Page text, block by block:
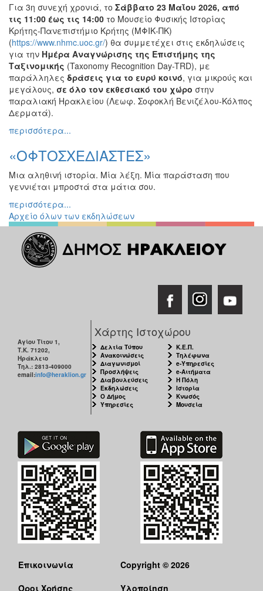
Για 3η συνεχή χρονιά, το Σάββατο 23 Μαΐου 2026, από
τις 11:00 έως τις 14:00 το Μουσείο Φυσικής Ιστορίας
Κρήτης-Πανεπιστήμιο Κρήτης (ΜΦΙΚ-ΠΚ)
(https://www.nhmc.uoc.gr/) θα συμμετέχει στις εκδηλώσεις
για την Ημέρα Αναγνώρισης της Επιστήμης της
Ταξινομικής (Taxonomy Recognition Day-TRD), με
παράλληλες δράσεις για το ευρύ κοινό, για μικρούς και
μεγάλους, σε όλο τον εκθεσιακό του χώρο στην
παραλιακή Ηρακλείου (Λεωφ. Σοφοκλή Βενιζέλου-Κόλπος
Δερματά).
περισσότερα...
«ΟΦΤΟΣΧΕΔΙΑΣΤΕΣ»
Μια αληθινή ιστορία. Μία λέξη. Μία παράσταση που
γεννιέται μπροστά στα μάτια σου.
περισσότερα...
Αρχείο όλων των εκδηλώσεων
Αγίου Τίτου 1,
Τ.Κ. 71202,
Ηράκλειο
Τηλ.: 2813-409000
email:info@heraklion.gr
Χάρτης Ιστοχώρου
Δελτία Τύπου
Ανακοινώσεις
Διαγωνισμοί
Προσλήψεις
Διαβουλεύσεις
Εκδηλώσεις
Ο Δήμος
Υπηρεσίες
Κ.Ε.Π.
Τηλέφωνα
e-Υπηρεσίες
e-Αιτήματα
Η Πόλη
Ιστορία
Κνωσός
Μουσεία
Επικοινωνία
Όροι Χρήσης
Copyright © 2026
Υλοποίηση